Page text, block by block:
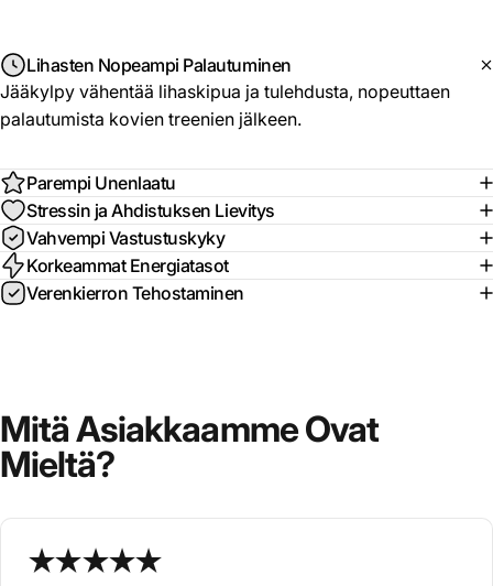
Lihasten Nopeampi Palautuminen
Jääkylpy vähentää lihaskipua ja tulehdusta, nopeuttaen
palautumista kovien treenien jälkeen.
Parempi Unenlaatu
Stressin ja Ahdistuksen Lievitys
Vahvempi Vastustuskyky
Korkeammat Energiatasot
Verenkierron Tehostaminen
MitäAsiakkaammeOvat
Mieltä?